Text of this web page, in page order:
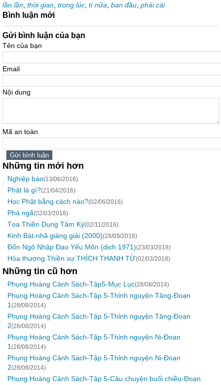
lần lần thời gian trong lúc tí nữa ban đầu phải cái
Bình luận mới
Gửi bình luận của bạn
Tên của bạn
Email
Nội dung
Mã an toàn
Những tin mới hơn
Nghiệp báo(13/06/2016)
Phật là gì?(21/04/2016)
Học Phật bằng cách nào?(02/06/2016)
Phá ngã(02/03/2018)
Tọa Thiền Dụng Tâm Ký(02/11/2016)
Kinh Bát-nhã giảng giải (2000)(28/09/2016)
Đốn Ngộ Nhập Đạo Yếu Môn (dịch 1971)(23/03/2018)
Hòa thượng Thiền sư THÍCH THANH TỪ(02/03/2018)
Những tin cũ hơn
Phụng Hoàng Cảnh Sách-Tập5-Mục Lục(28/08/2014)
Phụng Hoàng Cảnh Sách-Tập 5-Thỉnh nguyện Tăng-Đoạn
1 (28/08/2014)
Phụng Hoàng Cảnh Sách-Tập 5-Thỉnh nguyện Tăng-Đoạn
2(28/08/2014)
Phụng Hoàng Cảnh Sách-Tập 5-Thỉnh nguyện Ni-Đoạn
1 (28/08/2014)
Phụng Hoàng Cảnh Sách-Tập 5-Thỉnh nguyện Ni-Đoạn
2(28/08/2014)
Phụng Hoàng Cảnh Sách-Tập 5-Câu chuyện buổi chiều-Đoạn